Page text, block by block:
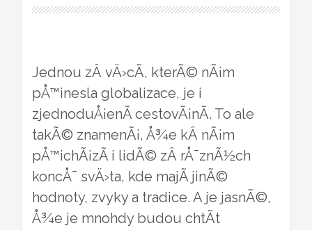
Jednou zÂ vÄ›cÃ­, kterÃ© nÃ¡m
pÅ™inesla globalizace, je i
zjednoduÅ¡enÃ­ cestovÃ¡nÃ­. To ale
takÃ© znamenÃ¡, Å¾e kÂ nÃ¡m
pÅ™ichÃ¡zÃ­ i lidÃ© zÂ rÅ¯znÃ½ch
koncÅ¯ svÄ›ta, kde majÃ­ jinÃ©
hodnoty, zvyky a tradice. A je jasnÃ©,
Å¾e je mnohdy budou chtÃ­t